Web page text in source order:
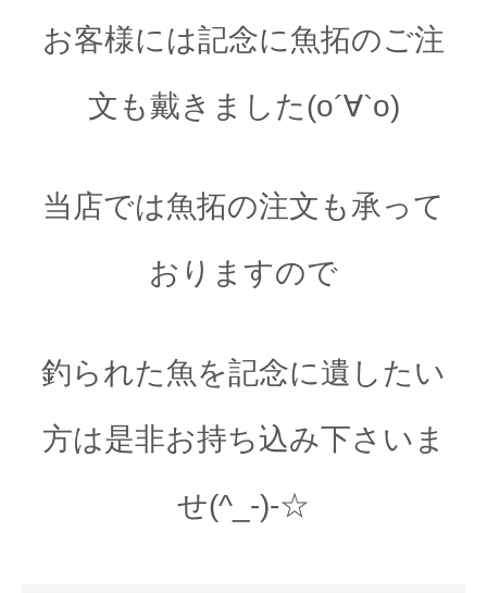
お客様には記念に魚拓のご注
文も戴きました(o´∀`o)
当店では魚拓の注文も承って
おりますので
釣られた魚を記念に遺したい
方は是非お持ち込み下さいま
せ(^_-)-☆